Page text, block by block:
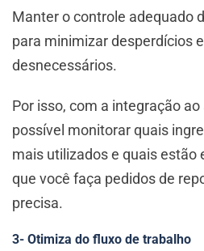
Manter o controle adequado
para minimizar desperdícios
desnecessários.
Por isso, com a integração
possível monitorar quais
mais utilizados e quais estão
que você faça pedidos de
precisa.
3- Otimiza do fluxo de trabalho